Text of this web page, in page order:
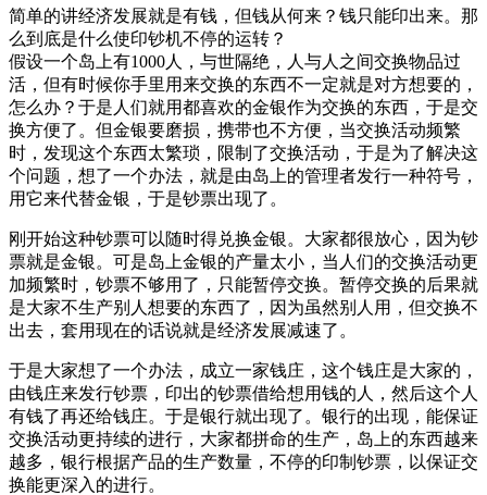
简单的讲经济发展就是有钱，但钱从何来？钱只能印出来。那
么到底是什么使印钞机不停的运转？
假设一个岛上有1000人，与世隔绝，人与人之间交换物品过
活，但有时候你手里用来交换的东西不一定就是对方想要的，
怎么办？于是人们就用都喜欢的金银作为交换的东西，于是交
换方便了。但金银要磨损，携带也不方便，当交换活动频繁
时，发现这个东西太繁琐，限制了交换活动，于是为了解决这
个问题，想了一个办法，就是由岛上的管理者发行一种符号，
用它来代替金银，于是钞票出现了。
刚开始这种钞票可以随时得兑换金银。大家都很放心，因为钞
票就是金银。可是岛上金银的产量太小，当人们的交换活动更
加频繁时，钞票不够用了，只能暂停交换。暂停交换的后果就
是大家不生产别人想要的东西了，因为虽然别人用，但交换不
出去，套用现在的话说就是经济发展减速了。
于是大家想了一个办法，成立一家钱庄，这个钱庄是大家的，
由钱庄来发行钞票，印出的钞票借给想用钱的人，然后这个人
有钱了再还给钱庄。于是银行就出现了。银行的出现，能保证
交换活动更持续的进行，大家都拼命的生产，岛上的东西越来
越多，银行根据产品的生产数量，不停的印制钞票，以保证交
换能更深入的进行。